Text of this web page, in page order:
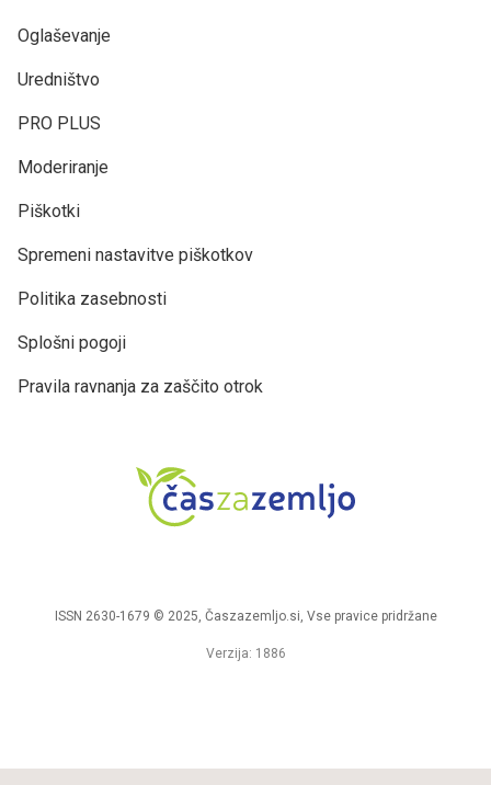
Oglaševanje
Uredništvo
PRO PLUS
Moderiranje
Piškotki
Spremeni nastavitve piškotkov
Politika zasebnosti
Splošni pogoji
Pravila ravnanja za zaščito otrok
ISSN 2630-1679 © 2025, Časzazemljo.si, Vse pravice pridržane
Verzija: 1886